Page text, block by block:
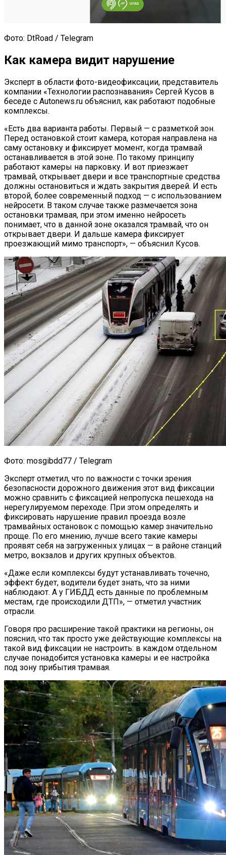
Фото: DtRoad / Telegram
Как камера видит нарушение
Эксперт в области фото-видеофиксации, представитель
компании «Технологии распознавания» Сергей Кусов в
беседе с Autonews.ru объяснил, как работают подобные
комплексы.
«Есть два варианта работы. Первый — с разметкой зон.
Перед остановкой стоит камера, которая направлена на
саму остановку и фиксирует момент, когда трамвай
останавливается в этой зоне. По такому принципу
работают камеры на парковку. И вот приезжает
трамвай, открывает двери и все транспортные средства
должны остановиться и ждать закрытия дверей. И есть
второй, более современный подход — с использованием
нейросети. В таком случае также размечается зона
остановки трамвая, при этом именно нейросеть
понимает, что в данной зоне оказался трамвай, что он
открывает двери. И дальше камера фиксирует
проезжающий мимо транспорт», — объяснил Кусов.
Фото: mosgibdd77 / Telegram
Эксперт отметил, что по важности с точки зрения
безопасности дорожного движения этот вид фиксации
можно сравнить с фиксацией непропуска пешехода на
нерегулируемом переходе. При этом определять и
фиксировать нарушение правил проезда возле
трамвайных остановок с помощью камер значительно
проще. По его мнению, лучше всего такие камеры
проявят себя на загруженных улицах — в районе станций
метро, вокзалов и других крупных объектов.
«Даже если комплексы будут устанавливать точечно,
эффект будет, водители будет знать, что за ними
наблюдают. А у ГИБДД есть данные по проблемным
местам, где происходили ДТП», — отметил участник
отрасли.
Говоря про расширение такой практики на регионы, он
пояснил, что так просто уже действующие комплексы на
такой вид фиксации не настроить: в каждом отдельном
случае понадобится установка камеры и ее настройка
под зону прибытия трамвая.